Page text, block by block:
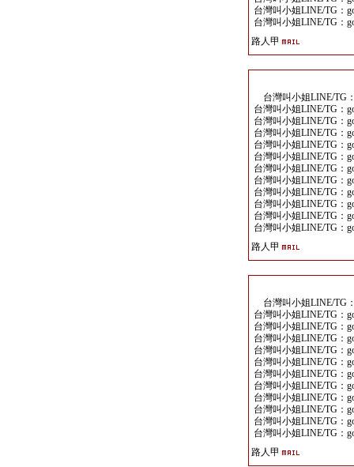
台灣叫小姐LINE/TG：
台灣叫小姐LINE/TG：
路人甲
台灣叫小姐LINE/TG
台灣叫小姐LINE/TG：
台灣叫小姐LINE/TG：
台灣叫小姐LINE/TG：
台灣叫小姐LINE/TG：
台灣叫小姐LINE/TG：
台灣叫小姐LINE/TG：
台灣叫小姐LINE/TG：
台灣叫小姐LINE/TG：
台灣叫小姐LINE/TG：
台灣叫小姐LINE/TG：
台灣叫小姐LINE/TG：
路人甲
台灣叫小姐LINE/TG
台灣叫小姐LINE/TG：
台灣叫小姐LINE/TG：
台灣叫小姐LINE/TG：
台灣叫小姐LINE/TG：
台灣叫小姐LINE/TG：
台灣叫小姐LINE/TG：
台灣叫小姐LINE/TG：
台灣叫小姐LINE/TG：
台灣叫小姐LINE/TG：
台灣叫小姐LINE/TG：
台灣叫小姐LINE/TG：
路人甲